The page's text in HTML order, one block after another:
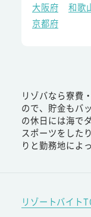
大阪府
和歌
京都府
リゾバなら寮費
ので、貯金もバ
の休日には海で
スポーツをした
りと勤務地によ
リゾートバイト